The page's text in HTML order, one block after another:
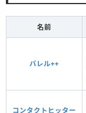
名前
バレル++
コンタクトヒッター